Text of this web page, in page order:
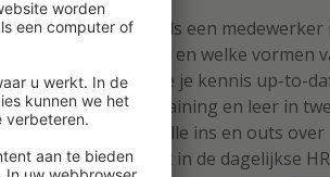
Wat doe je als een medewerker
functioneert en welke vormen
zijn er? Wil je je kennis up-to-
Volg deze training en leer in
ochtenden alle ins en outs over
arbeidsrecht in de dagelijkse